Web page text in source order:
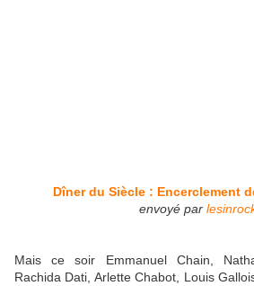
Dîner du Siècle : Encerclement
envoyé par
Mais ce soir Emmanuel Chain,
Rachida Dati, Arlette Chabot, Louis